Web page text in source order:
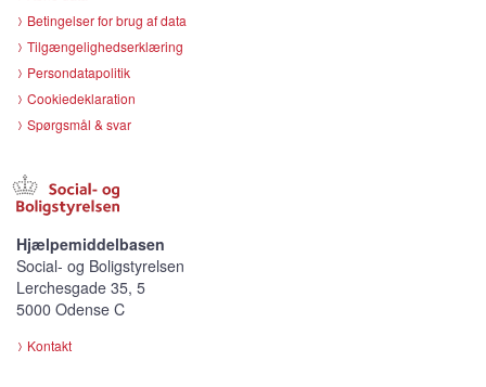
Betingelser for brug af data
Tilgængelighedserklæring
Persondatapolitik
Cookiedeklaration
Spørgsmål & svar
Hjælpemiddelbasen
Social- og Boligstyrelsen
Lerchesgade 35, 5
5000 Odense C
Kontakt